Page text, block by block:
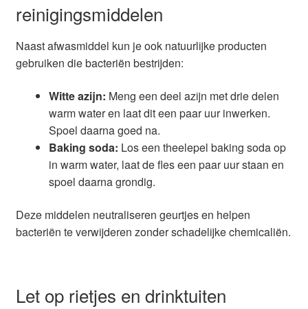
reinigingsmiddelen
Naast afwasmiddel kun je ook natuurlijke producten
gebruiken die bacteriën bestrijden:
Witte azijn: Meng een deel azijn met drie delen
warm water en laat dit een paar uur inwerken.
Spoel daarna goed na.
Baking soda: Los een theelepel baking soda op
in warm water, laat de fles een paar uur staan en
spoel daarna grondig.
Deze middelen neutraliseren geurtjes en helpen
bacteriën te verwijderen zonder schadelijke chemicaliën.
Let op rietjes en drinktuiten